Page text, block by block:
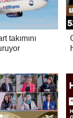
takımını